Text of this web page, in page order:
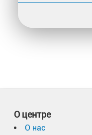
О центре
О нас